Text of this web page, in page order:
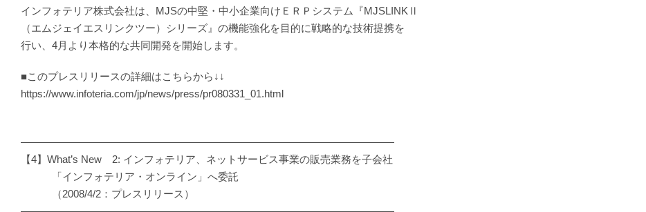
インフォテリア株式会社は、MJSの中堅・中小企業向けＥＲＰシステム『MJSLINKⅡ
（エムジェイエスリンクツー）シリーズ』の機能強化を目的に戦略的な技術提携を
行い、4月より本格的な共同開発を開始します。
■このプレスリリースの詳細はこちらから↓↓
https://www.infoteria.com/jp/news/press/pr080331_01.html
――――――――――――――――――――――――――――――――――――
【4】What’s New 2: インフォテリア、ネットサービス事業の販売業務を子会社
「インフォテリア・オンライン」へ委託
（2008/4/2：プレスリリース）